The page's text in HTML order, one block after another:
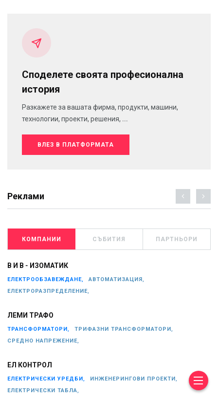
Споделете своята професионална
история
Разкажете за вашата фирма, продукти, машини,
технологии, проекти, решения, ...
ВЛЕЗ В ПЛАТФОРМАТА
Реклами
КОМПАНИИ СЪБИТИЯ ПАРТНЬОРИ
В И В - ИЗОМАТИК
ЕЛЕКТРООБЗАВЕЖДАНЕ,
АВТОМАТИЗАЦИЯ,
ЕЛЕКТРОРАЗПРЕДЕЛЕНИЕ,
ЛЕМИ ТРАФО
ТРАНСФОРМАТОРИ,
ТРИФАЗНИ ТРАНСФОРМАТОРИ,
СРЕДНО НАПРЕЖЕНИЕ,
ЕЛ КОНТРОЛ
ЕЛЕКТРИЧЕСКИ УРЕДБИ,
ИНЖЕНЕРИНГОВИ ПРОЕКТИ,
ЕЛЕКТРИЧЕСКИ ТАБЛА,